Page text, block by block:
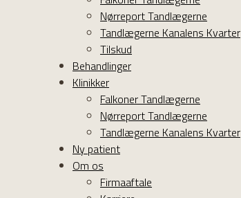
Nørreport Tandlægerne
Tandlægerne Kanalens Kvarter
Tilskud
Behandlinger
Klinikker
Falkoner Tandlægerne
Nørreport Tandlægerne
Tandlægerne Kanalens Kvarter
Ny patient
Om os
Firmaaftale